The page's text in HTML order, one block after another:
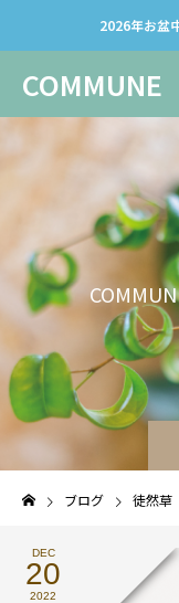
2026年お盆
COMMUNE
COMMUNE
ブログ 徒然草
DEC
20
2022